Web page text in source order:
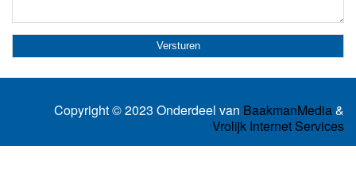
Copyright © 2023 Onderdeel van BaakmanMedia&
Vrolijk Internet Services